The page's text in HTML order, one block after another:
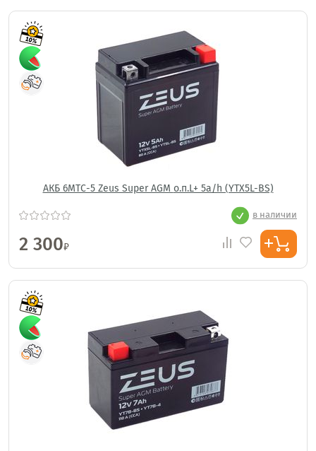
АКБ 6МТС-5 Zeus Super AGM о.п.L+ 5a/h (YTX5L-BS)
в наличии
2 300₽